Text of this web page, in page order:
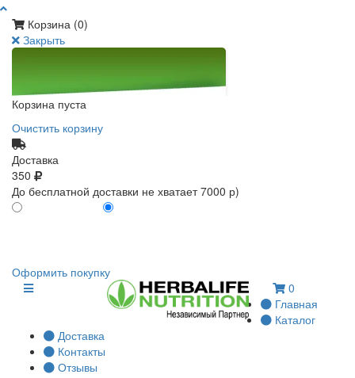
Корзина (0)
Закрыть
Корзина пуста
Очистить корзину
Доставка
350
До бесплатной доставки не хватает 7000 р)
Оформить покупку
0
Главная
Каталог
Доставка
Контакты
Отзывы